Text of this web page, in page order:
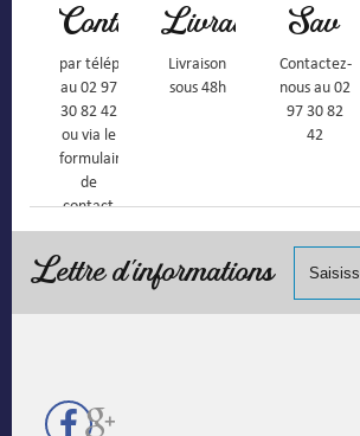
Contact
par téléphone
au 02 97
30 82 42
ou via le
formulaire
de
contact
Livraison
Livraison
sous 48h
Sav
Contactez-
nous au 02
97 30 82
42
Lettre d'informations